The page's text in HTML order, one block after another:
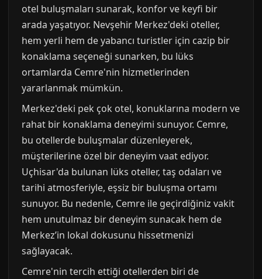
otel buluşmaları sunarak, konfor ve keyfi bir
arada yaşatıyor. Nevşehir Merkez'deki oteller,
hem yerli hem de yabancı turistler için cazip bir
konaklama seçeneği sunarken, bu lüks
ortamlarda Cemre'nin hizmetlerinden
yararlanmak mümkün.
Merkez'deki pek çok otel, konuklarına modern ve
rahat bir konaklama deneyimi sunuyor. Cemre,
bu otellerde buluşmalar düzenleyerek,
müşterilerine özel bir deneyim vaat ediyor.
Uçhisar'da bulunan lüks oteller, taş odaları ve
tarihi atmosferiyle, eşsiz bir buluşma ortamı
sunuyor. Bu nedenle, Cemre ile geçirdiğiniz vakit
hem unutulmaz bir deneyim sunacak hem de
Merkez’in lokal dokusunu hissetmenizi
sağlayacak.
Cemre'nin tercih ettiği otellerden biri de